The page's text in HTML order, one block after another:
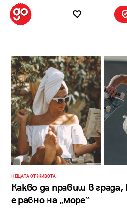
НЕЩАТА ОТ ЖИВОТА
Какво да правиш в
е равно на „море“